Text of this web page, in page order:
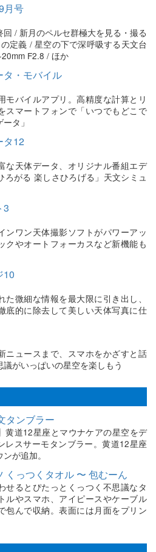
月号
回 / 新月のペルセ群極大を見る・撮る
定義 / 星空の下で深呼吸する天文台
F2.8 / ほか
タ・モバイル
モバイルアプリ。高精度な計算とリ
スマートフォンで「いつでもどこで
タ」
タ12
な天体データ、オリジナル番組エデ
ろがる 楽しさひろげる」天文シミュ
3
ンワン天体撮影ソフトがパワーアッ
クやオートフォーカスなど新機能も
10
た微細な情報を最大限に引き出し、
底的に除去して美しい天体写真に仕
ニュースまで、スマホをかざすと話
がいっぱいの星空を楽しもう
タンブラー
黄道12星座とマウナケアの星空をデ
レスサーモタンブラー。黄道12星座
が追加。
くっつくタオル 〜 包むーん
せるとぴたっとくっつく不思議なタ
ルやスマホ、アイピースやケーブル
包んで収納。表面には月面をプリン